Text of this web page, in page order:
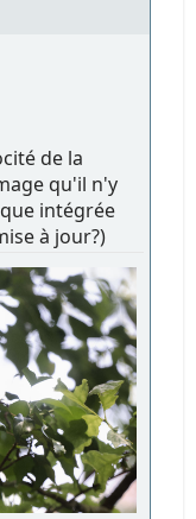
de la
qu'il n'y
intégrée
à jour?)